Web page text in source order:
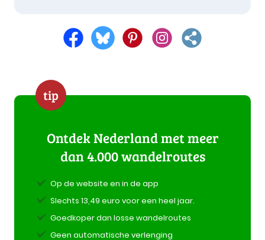
tip
Ontdek Nederland met meer
dan 4.000 wandelroutes
Op de website en in de app
Slechts 13,49 euro voor een heel jaar.
Goedkoper dan losse wandelroutes
Geen automatische verlenging